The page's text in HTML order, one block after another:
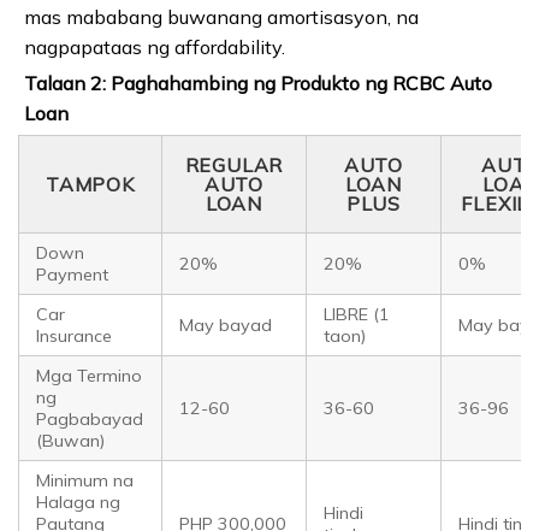
mas mababang buwanang amortisasyon, na
nagpapataas ng affordability.
Talaan 2: Paghahambing ng Produkto ng RCBC Auto
Loan
TAMPOK
REGULAR
AUTO
LOAN
AUTO
LOAN
PLUS
LOAN
Down
Payment
20% 20% 0%
Car
Insurance
May bayad
LIBRE (1
taon)
May
Mga Termino
ng
Pagbabayad
(Buwan)
12-60 36-60 36-96
Minimum na
Halaga ng
Pautang
PHP 300,000
Hindi
Hindi